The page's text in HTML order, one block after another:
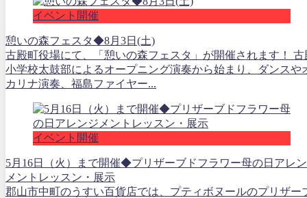
イベント開催
憩いの森フェスタ◆8月3日(土)
古殿町役場にて、「憩いの森フェスタ」が開催されます！ 古
小学校太鼓部によるオープニング演奏から始まり、ダンスや
カリナ演奏、福島ファイヤー...
イベント開催
5月16日（火）まで開催◆プリザーブドフラワー母の日アレ
メントレッスン・展示
郡山市中町のうすい百貨店では、プティボヌールのプリザー